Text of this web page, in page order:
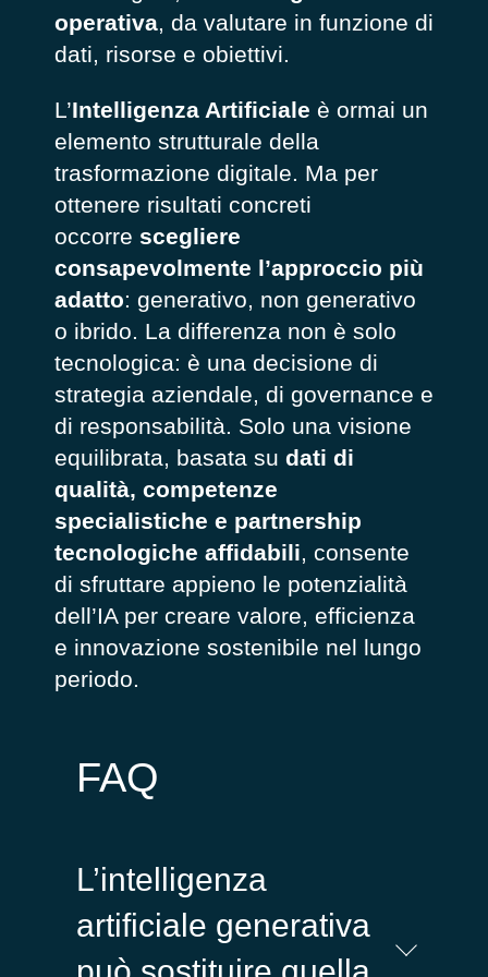
operativa, da valutare in funzione di
dati, risorse e obiettivi.
L’Intelligenza Artificiale è ormai un
elemento strutturale della
trasformazione digitale. Ma per
ottenere risultati concreti
occorre scegliere
consapevolmente l’approccio più
adatto: generativo, non generativo
o ibrido. La differenza non è solo
tecnologica: è una decisione di
strategia aziendale, di governance e
di responsabilità. Solo una visione
equilibrata, basata su dati di
qualità, competenze
specialistiche e partnership
tecnologiche affidabili, consente
di sfruttare appieno le potenzialità
dell’IA per creare valore, efficienza
e innovazione sostenibile nel lungo
periodo.
FAQ
L’intelligenza
artificiale generativa